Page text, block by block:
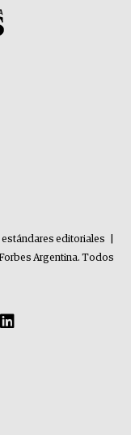
estándares editoriales
Argentina. Todos